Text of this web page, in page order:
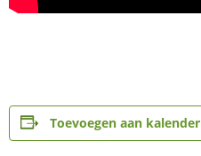
Toevoegen aan kalender